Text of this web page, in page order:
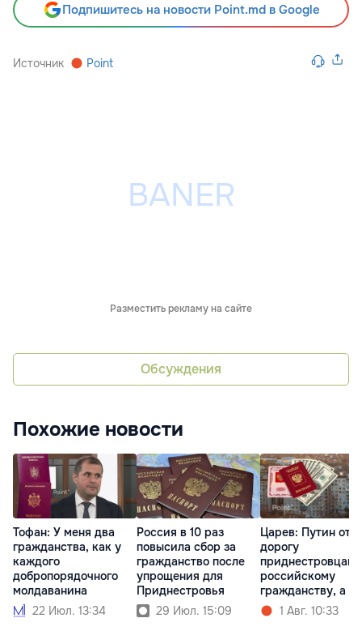
Подпишитесь на новости Point.md в Google
Источник Point
Разместить рекламу на сайте
Обсуждения
Похожие новости
Тофан: У меня два
гражданства, как у
каждого
добропорядочного
молдаванина
22 Июл. 13:34
Россия в 10 раз
повысила сбор за
гражданство после
упрощения для
Приднестровья
29 Июл. 15:09
Царев: Путин
дорогу
приднестровцам
российскому
гражданству, а
РФ закрыл
1 Авг. 10:33